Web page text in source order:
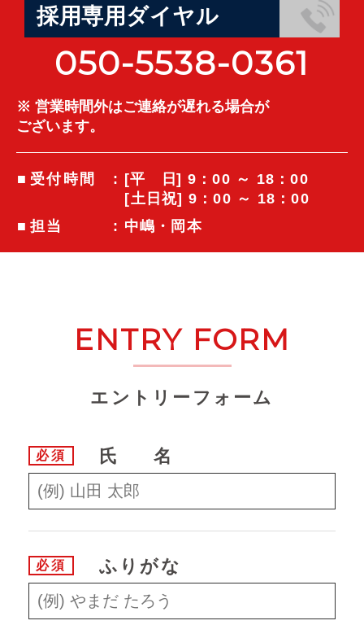
採用専用ダイヤル
050-5538-0361
※ 営業時間外はご連絡が遅れる場合が
ございます。
受付時間 : [平日] 9：00 ～ 18：00
[土日祝] 9：00 ～ 18：00
担当
: 中嶋・岡本
ENTRY FORM
エントリーフォーム
必須 氏名
必須 ふりがな